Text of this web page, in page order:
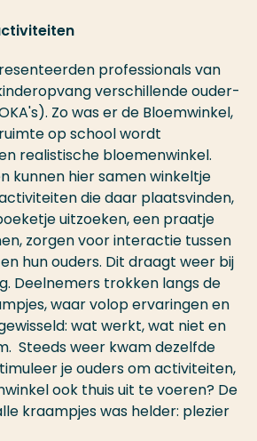
professionals van
verschillende ouder-
Zo was er de Bloemwinkel,
op school wordt
realistische bloemenwinkel.
kunnen hier samen winkeltje
die daar plaatsvinden,
uitzoeken, een praatje
zorgen voor interactie tussen
hun ouders. Dit draagt weer bij
Deelnemers trokken langs de
waar volop ervaringen en
wat werkt, wat niet en
Steeds weer kwam dezelfde
je ouders om activiteiten,
ook thuis uit te voeren? De
kraampjes was helder: plezier